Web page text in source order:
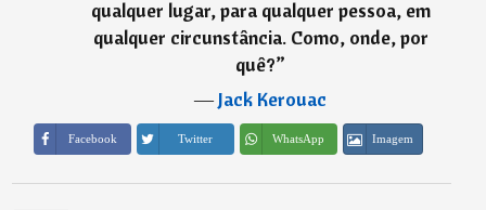
qualquer lugar, para qualquer pessoa, em
qualquer circunstância. Como, onde, por
quê?”
―Jack Kerouac
Facebook Twitter WhatsApp Imagem